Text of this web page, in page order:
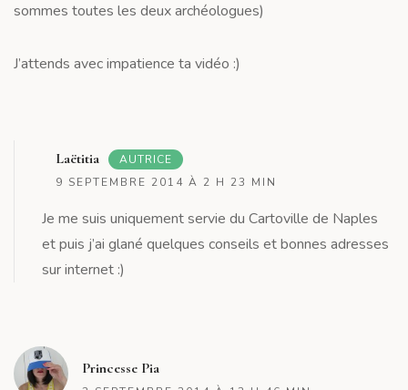
sommes toutes les deux archéologues)
J’attends avec impatience ta vidéo :)
Laëtitia
AUTRICE
9 SEPTEMBRE 2014 À 2 H 23 MIN
Je me suis uniquement servie du Cartoville de Naples
et puis j’ai glané quelques conseils et bonnes adresses
sur internet :)
Princesse Pia